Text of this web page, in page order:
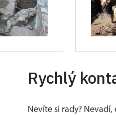
Rychlý
Nevíte si rady?